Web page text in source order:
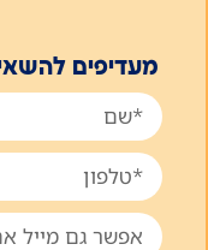
מעדיפים